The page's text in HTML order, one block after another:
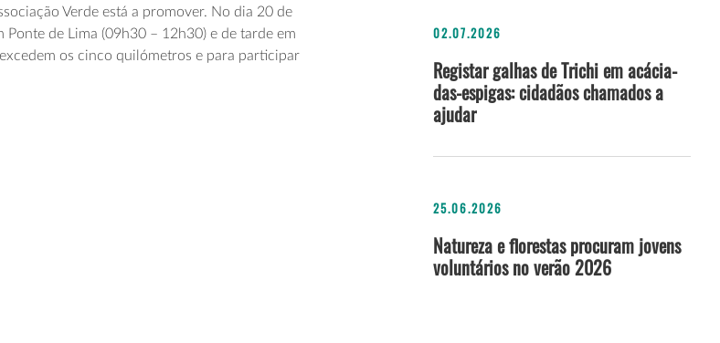
Verde está a promover. No dia 20 de
de Lima (09h30 – 12h30) e de tarde em
os cinco quilómetros e para participar
02.07.2026
Registar galhas de Trichi em acácia-
das-espigas: cidadãos chamados a
ajudar
25.06.2026
Natureza e florestas procuram jovens
voluntários no verão 2026